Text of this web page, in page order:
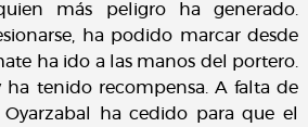
más peligro ha generado.
ha podido marcar desde
ha ido a las manos del portero.
ha tenido recompensa. A falta de
ha cedido para que el